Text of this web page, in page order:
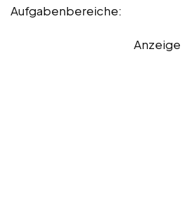
Aufgabenbereiche:
Anzeige